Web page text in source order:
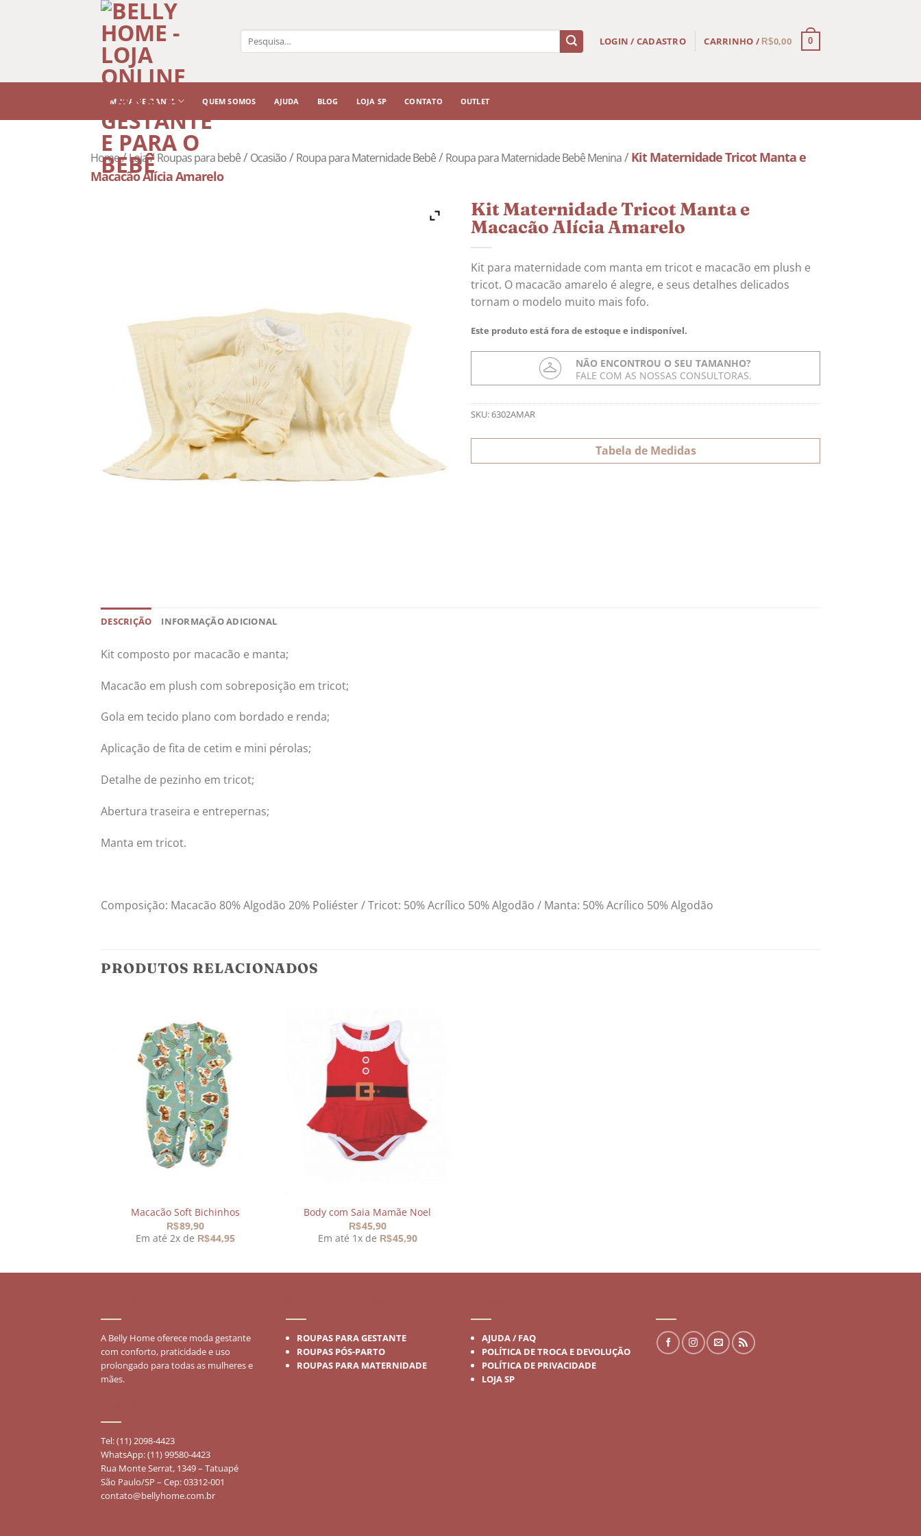
Pesquisar
LOGIN / CADASTRO CARRINHO / R$0,00 0
MODA GESTANTE QUEM SOMOS AJUDA BLOG LOJA SP CONTATO OUTLET
Home/Loja/Roupas para bebê/Ocasião/Roupa para Maternidade Bebê/Roupa para Maternidade Bebê Menina/Kit Maternidade Tricot Manta e
Macacão Alícia Amarelo
Kit Maternidade Tricot Manta e
Macacão Alícia Amarelo
Kit para maternidade com manta em tricot e macacão em plush e
tricot. O macacão amarelo é alegre, e seus detalhes delicados
tornam o modelo muito mais fofo.
Este produto está fora de estoque e indisponível.
NÃO ENCONTROU O SEU TAMANHO?
FALE COM AS NOSSAS CONSULTORAS.
SKU:6302AMAR
Tabela de Medidas
DESCRIÇÃO INFORMAÇÃO ADICIONAL
Kit composto por macacão e manta;
Macacão em plush com sobreposição em tricot;
Gola em tecido plano com bordado e renda;
Aplicação de fita de cetim e mini pérolas;
Detalhe de pezinho em tricot;
Abertura traseira e entrepernas;
Manta em tricot.
Composição: Macacão 80% Algodão 20% Poliéster / Tricot: 50% Acrílico 50% Algodão / Manta: 50% Acrílico 50% Algodão
PRODUTOS RELACIONADOS
Adicionar
desejos
Macacão Soft Bichinhos
R$89,90
Em até 2x de R$44,95
Adicionar
Body com Saia Mamãe Noel
R$45,90
Em até 1x de R$45,90
A Belly Home oferece moda gestante
com conforto, praticidade e uso
prolongado para todas as mulheres e
mães.
ROUPAS PARA GESTANTE
ROUPAS PÓS-PARTO
ROUPAS PARA MATERNIDADE
AJUDA / FAQ
POLÍTICA DE TROCA E DEVOLUÇÃO
POLÍTICA DE PRIVACIDADE
LOJA SP
Tel: (11) 2098-4423
WhatsApp: (11) 99580-4423
Rua Monte Serrat, 1349 – Tatuapé
São Paulo/SP – Cep: 03312-001
contato@bellyhome.com.br